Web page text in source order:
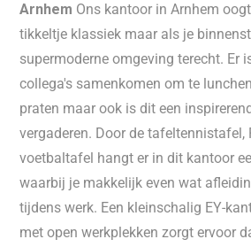
Arnhem Ons kantoor in Arnhem
tikkeltje klassiek maar als je
supermoderne omgeving terecht. Er
collega's samenkomen om te
praten maar ook is dit een
vergaderen. Door de tafeltennistafel,
voetbaltafel hangt er in dit kantoor
waarbij je makkelijk even wat
tijdens werk. Een kleinschalig EY-
met open werkplekken zorgt ervoor